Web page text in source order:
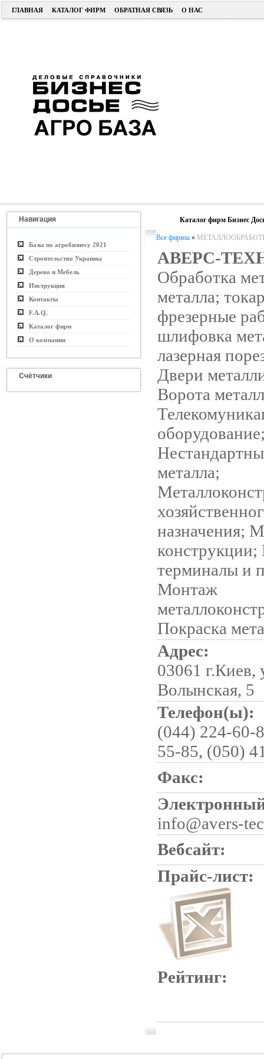
ГЛАВНАЯ КАТАЛОГ ФИРМ ОБРАТНАЯ СВЯЗЬ О НАС
Навигация
Базы по агробизнесу 2021
Строительство Украины
Дерево и Мебель
Инструкция
Контакты
F.A.Q.
Каталог фирм
О компании
Счётчики
Каталог фирм Бизнес
Все фирмы »
АВЕРС-
Обработка
металла;
фрезерные
шлифовка
лазерная
Двери
Ворота
металла;
назначения;
терминалы и
Монтаж
Покраска
Адрес:
03061 г.Киев,
Волынская, 5
Телефон(ы):
(044) 224-60-
55-85, (050)
Факс:
info@avers-
Вебсайт:
Прайс-лист:
Рейтинг: